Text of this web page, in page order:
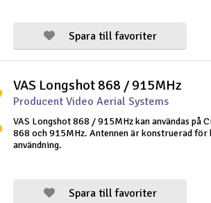
Spara till favoriter
VAS Longshot 868 / 915MHz
Producent Video Aerial Systems
VAS Longshot 868 / 915MHz kan användas på
868 och 915MHz. Antennen är konstruerad för
användning.
Spara till favoriter